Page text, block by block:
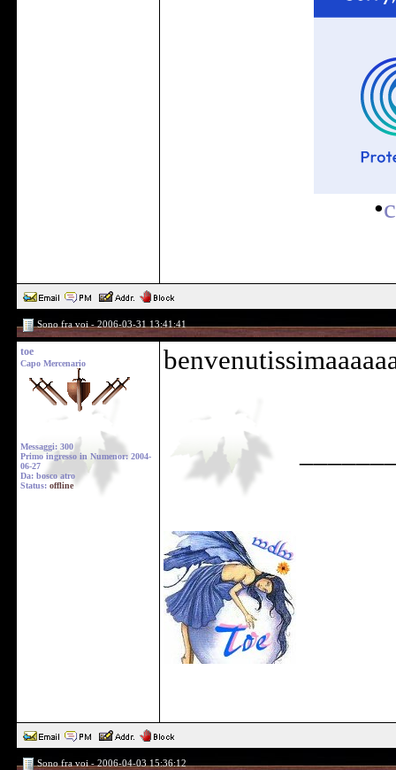
•
Sono fra voi - 2006-03-31 13:41:41
toe
Capo Mercenario
Messaggi: 300
Primo ingresso in Numenor: 2004-
06-27
Da: bosco atro
Status: offline
Sono fra voi - 2006-04-03 15:36:12